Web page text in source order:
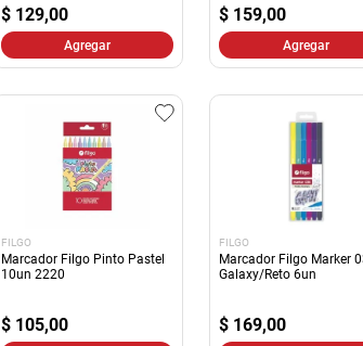
$ 129,00
Agregar
$ 159,00
Agregar
FILGO
Marcador Filgo Pinto Pastel
10un 2220
$ 105,00
FILGO
Marcador Filgo Marker
Galaxy/Reto 6un
$ 169,00